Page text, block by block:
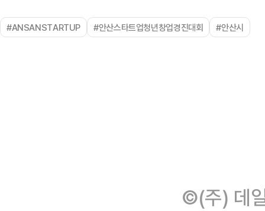
#ANSANSTARTUP #안산스타트업청년창업경진대회 #안산시
©(주) 데